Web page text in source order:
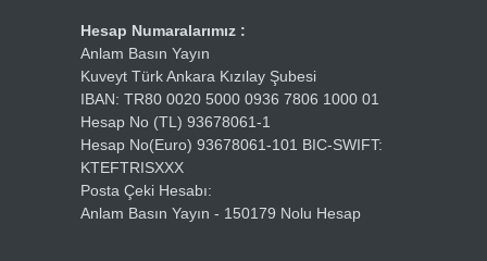
Hesap Numaralarımız :
Anlam Basın Yayın
Kuveyt Türk Ankara Kızılay Şubesi
IBAN: TR80 0020 5000 0936 7806 1000 01
Hesap No (TL) 93678061-1
Hesap No(Euro) 93678061-101 BIC-SWIFT:
KTEFTRISXXX
Posta Çeki Hesabı:
Anlam Basın Yayın - 150179 Nolu Hesap